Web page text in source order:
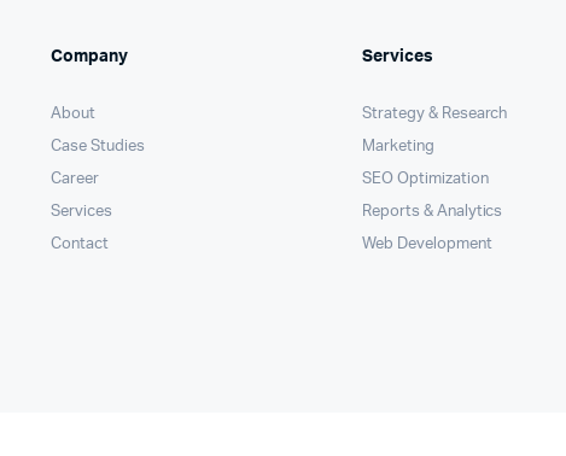
Company
About
Case Studies
Career
Services
Contact
Services
Strategy & Research
Marketing
SEO Optimization
Reports & Analytics
Web Development